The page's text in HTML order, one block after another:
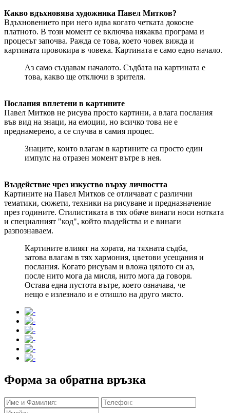
Какво вдъхновява художника Павел Митков?
Вдъхновението при него идва когато четката докосне
платното. В този момент се включва някаква програма и
процесът започва. Ражда се това, което човек вижда и
картината провокира в човека. Картината е само едно начало.
Аз само създавам началото. Съдбата на картината е
това, какво ще отключи в зрителя.
Послания вплетени в картините
Павел Митков не рисува просто картини, а влага послания
във вид на знаци, на емоции, но всичко това не е
преднамерено, а се случва в самия процес.
Знаците, които влагам в картините са просто един
импулс на отразен момент вътре в нея.
Въздействие чрез изкуство върху личността
Картините на Павел Митков се отличават с различни
тематики, сюжети, техники на рисуване и предназначение
през годините. Стилистиката в тях обаче винаги носи нотката
и специалният "код", който въздейства и е винаги
разпознаваем.
Картините влияят на хората, на тяхната съдба,
затова влагам в тях хармония, цветови усещания и
послания. Когато рисувам и вложа цялото си аз,
после нито мога да мисля, нито мога да говоря.
Остава една пустота вътре, което означава, че
нещо е излезнало и е отишло на друго място.
Форма за обратна връзка